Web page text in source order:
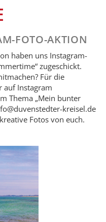
FOTO-AKTION
haben uns Instagram-
zugeschickt.
Für die
auf Instagram
Thema „Mein bunter
kreisel.de
Fotos von euch.